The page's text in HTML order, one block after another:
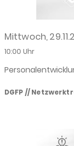
Mittwoch,
10:00 Uhr
DGFP //